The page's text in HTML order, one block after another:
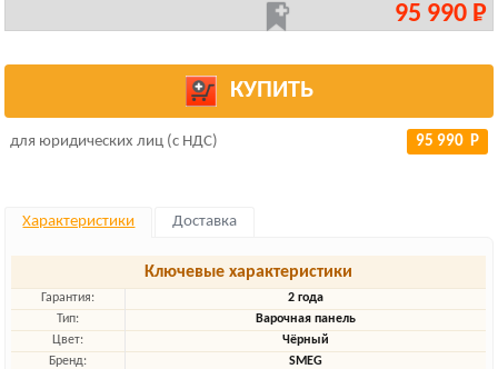
95 990 Р
КУПИТЬ
для юридических лиц (с НДС) 95 990 Р
Характеристики Доставка
Ключевые характеристики
Гарантия:
2 года
Тип:
Варочная панель
Цвет:
Чёрный
Бренд:
SMEG